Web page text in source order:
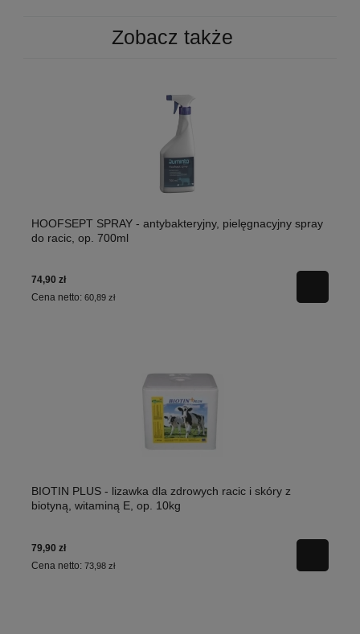
Zobacz także
HOOFSEPT SPRAY - antybakteryjny, pielęgnacyjny spray
do racic, op. 700ml
74,90 zł
Cena netto: 60,89 zł
BIOTIN PLUS - lizawka dla zdrowych racic i skóry z
biotyną, witaminą E, op. 10kg
79,90 zł
Cena netto: 73,98 zł